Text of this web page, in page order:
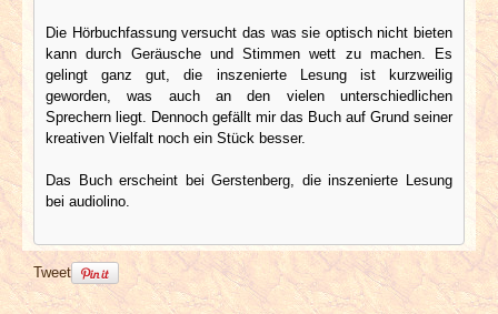
Die Hörbuchfassung versucht das was sie optisch nicht bieten
kann durch Geräusche und Stimmen wett zu machen. Es
gelingt ganz gut, die inszenierte Lesung ist kurzweilig
geworden, was auch an den vielen unterschiedlichen
Sprechern liegt. Dennoch gefällt mir das Buch auf Grund seiner
kreativen Vielfalt noch ein Stück besser.
Das Buch erscheint bei Gerstenberg, die inszenierte Lesung
bei audiolino.
Tweet